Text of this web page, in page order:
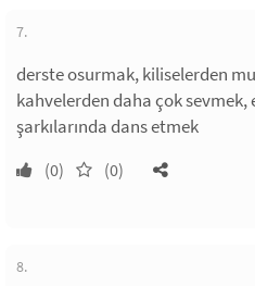
7.
derste osurmak, kiliselerden
kahvelerden daha çok sevmek,
şarkılarında dans etmek
(0) (0)
8.